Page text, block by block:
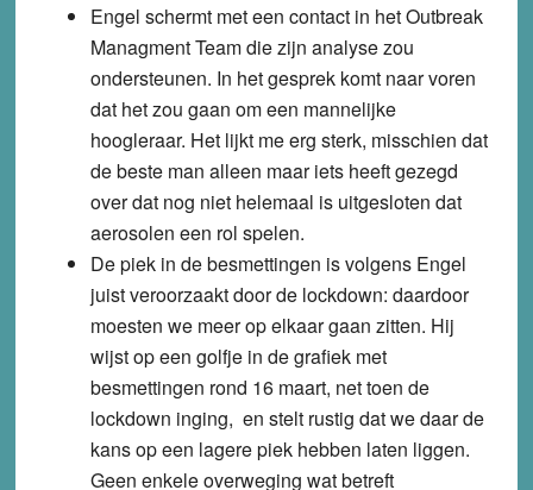
Engel schermt met een contact in het Outbreak
Managment Team die zijn analyse zou
ondersteunen. In het gesprek komt naar voren
dat het zou gaan om een mannelijke
hoogleraar. Het lijkt me erg sterk, misschien dat
de beste man alleen maar iets heeft gezegd
over dat nog niet helemaal is uitgesloten dat
aerosolen een rol spelen.
De piek in de besmettingen is volgens Engel
juist veroorzaakt door de lockdown: daardoor
moesten we meer op elkaar gaan zitten. Hij
wijst op een golfje in de grafiek met
besmettingen rond 16 maart, net toen de
lockdown inging, en stelt rustig dat we daar de
kans op een lagere piek hebben laten liggen.
Geen enkele overweging wat betreft